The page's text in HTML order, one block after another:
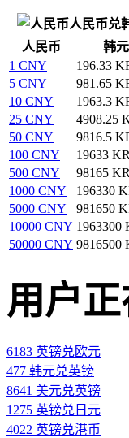
人民币兑
人民币
韩元
1 CNY
196.33
5 CNY
981.65
10 CNY
1963.3
25 CNY
4908.25
50 CNY
9816.5
100 CNY
19633
500 CNY
98165
1000 CNY
196330
5000 CNY
981650
10000 CNY 1963300
50000 CNY 9816500
用户
6183 英镑兑欧元
477 韩元兑英镑
8641 美元兑英镑
1275 英镑兑日元
4022 英镑兑港币